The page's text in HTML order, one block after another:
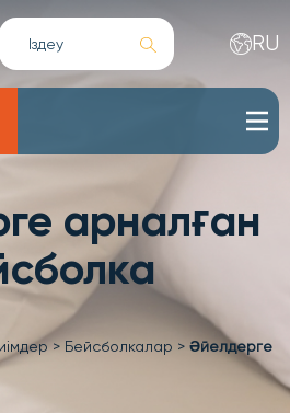
RU
арналған
> Бейсболкалар > Әйелдерге